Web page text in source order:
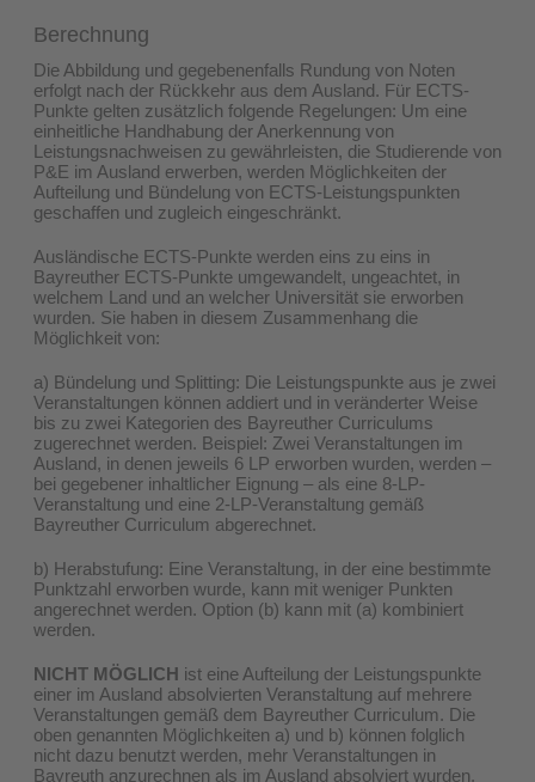
Berechnung
Die Abbildung und gegebenenfalls Rundung von Noten
erfolgt nach der Rückkehr aus dem Ausland. Für ECTS-
Punkte gelten zusätzlich folgende Regelungen: Um eine
einheitliche Handhabung der Anerkennung von
Leistungsnachweisen zu gewährleisten, die Studierende von
P&E im Ausland erwerben, werden Möglichkeiten der
Aufteilung und Bündelung von ECTS-Leistungspunkten
geschaffen und zugleich eingeschränkt.
Ausländische ECTS-Punkte werden eins zu eins in
Bayreuther ECTS-Punkte umgewandelt, ungeachtet, in
welchem Land und an welcher Universität sie erworben
wurden. Sie haben in diesem Zusammenhang die
Möglichkeit von:
a) Bündelung und Splitting: Die Leistungspunkte aus je zwei
Veranstaltungen können addiert und in veränderter Weise
bis zu zwei Kategorien des Bayreuther Curriculums
zugerechnet werden. Beispiel: Zwei Veranstaltungen im
Ausland, in denen jeweils 6 LP erworben wurden, werden –
bei gegebener inhaltlicher Eignung – als eine 8-LP-
Veranstaltung und eine 2-LP-Veranstaltung gemäß
Bayreuther Curriculum abgerechnet.
b) Herabstufung: Eine Veranstaltung, in der eine bestimmte
Punktzahl erworben wurde, kann mit weniger Punkten
angerechnet werden. Option (b) kann mit (a) kombiniert
werden.
NICHT MÖGLICH ist eine Aufteilung der Leistungspunkte
einer im Ausland absolvierten Veranstaltung auf mehrere
Veranstaltungen gemäß dem Bayreuther Curriculum. Die
oben genannten Möglichkeiten a) und b) können folglich
nicht dazu benutzt werden, mehr Veranstaltungen in
Bayreuth anzurechnen als im Ausland absolviert wurden.